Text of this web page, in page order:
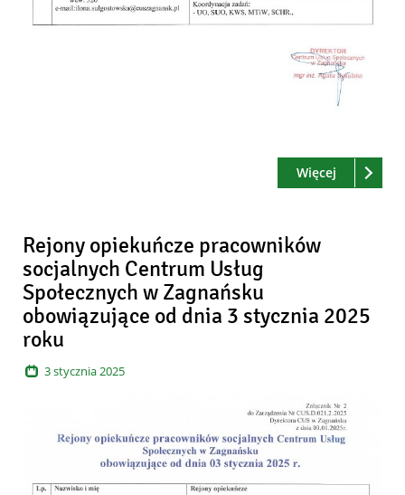
Czytaj
Więcej o:
Rejony opiekuńcze pracowników
socjalnych Centrum Usług
Społecznych w Zagnańsku
obowiązujące od dnia 3 stycznia 2025
roku
3stycznia2025